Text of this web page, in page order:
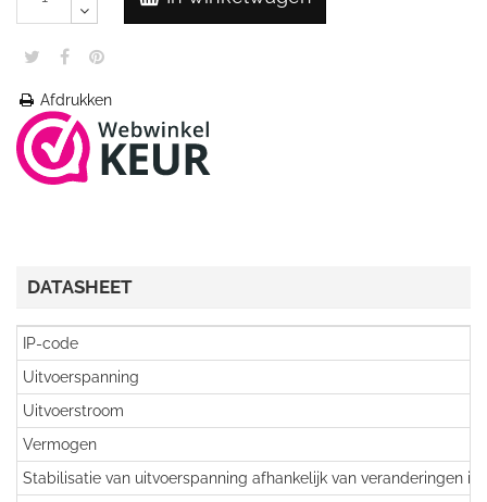
Afdrukken
DATASHEET
IP-code
Uitvoerspanning
Uitvoerstroom
Vermogen
Stabilisatie van uitvoerspanning afhankelijk van veranderingen in